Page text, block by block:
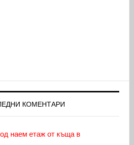
КОМЕНТАРИ
наем етаж от къща в